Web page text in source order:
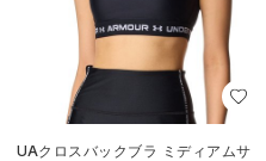
UAクロスバックブラ ミディアムサ